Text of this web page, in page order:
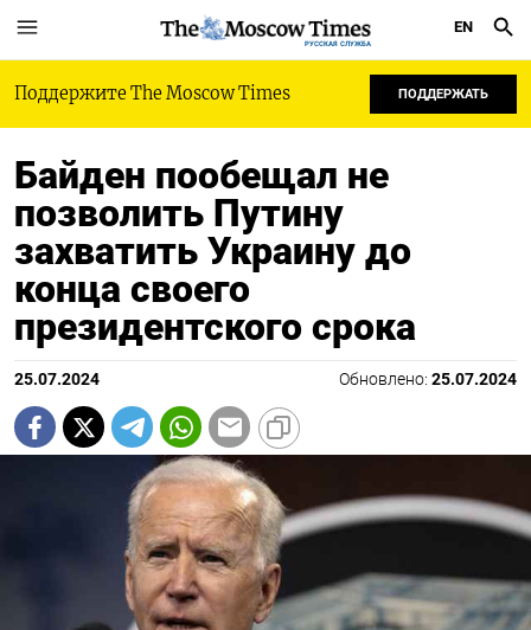
РУССКАЯ СЛУЖБА
EN
Поддержите The Moscow Times ПОДДЕРЖАТЬ
Байден пообещал не
позволить Путину
захватить Украину до
конца своего
президентского срока
25.07.2024 Обновлено: 25.07.2024